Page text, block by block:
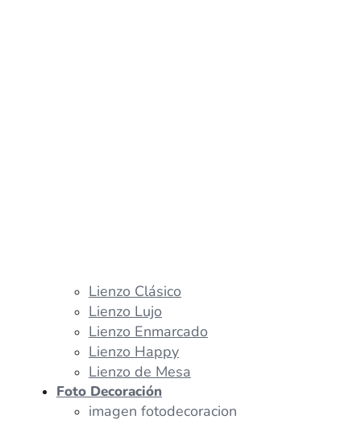
Lienzo Clásico
Lienzo Lujo
Lienzo Enmarcado
Lienzo Happy
Lienzo de Mesa
Foto Decoración
imagen fotodecoracion